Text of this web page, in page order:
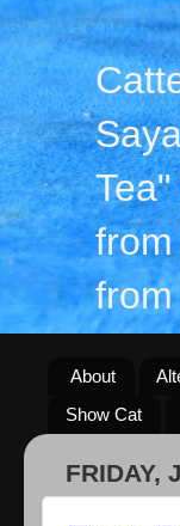
About
Show Cat
FRIDAY,